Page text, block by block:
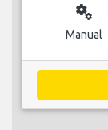
miscellaneous_services
Manual